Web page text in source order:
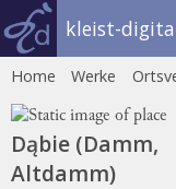
kleist-
Home Werke
Dąbie (Damm,
Altdamm)